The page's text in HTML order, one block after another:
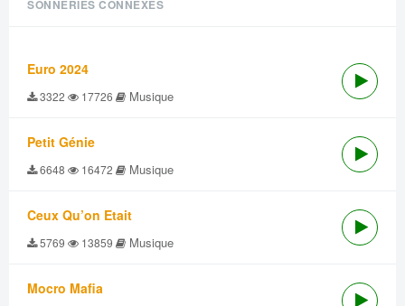
SONNERIES CONNEXES
Euro 2024
3322 17726 Musique
Petit Génie
6648 16472 Musique
Ceux Qu’on Etait
5769 13859 Musique
Mocro Mafia